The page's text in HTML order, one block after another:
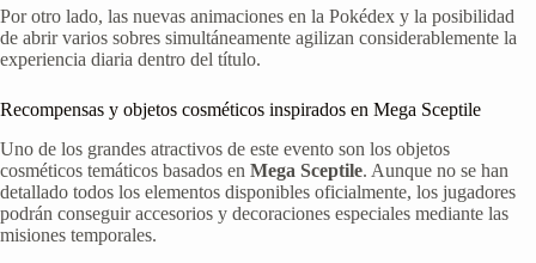
Por otro lado, las nuevas animaciones en la Pokédex y la posibilidad
de abrir varios sobres simultáneamente agilizan considerablemente la
experiencia diaria dentro del título.
Recompensas y objetos cosméticos inspirados en Mega Sceptile
Uno de los grandes atractivos de este evento son los objetos
cosméticos temáticos basados en Mega Sceptile. Aunque no se han
detallado todos los elementos disponibles oficialmente, los jugadores
podrán conseguir accesorios y decoraciones especiales mediante las
misiones temporales.